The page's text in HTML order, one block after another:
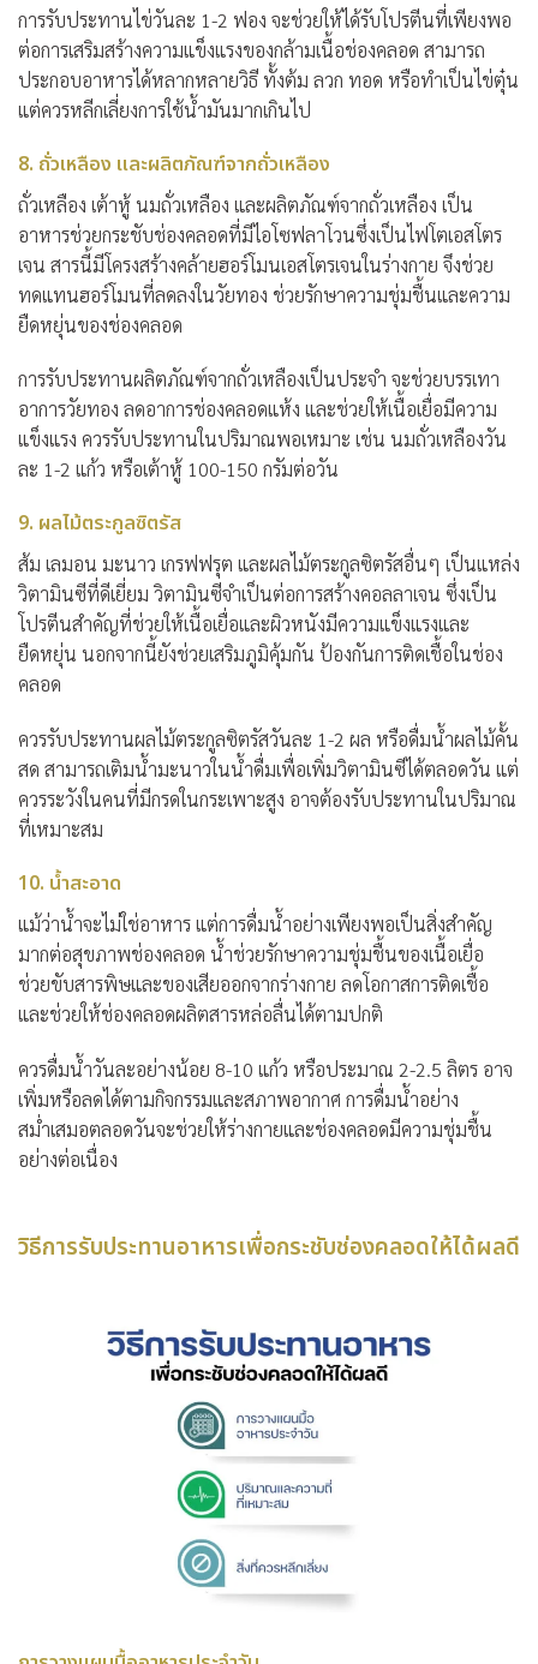
การรับประทานไข่วันละ 1-2 ฟอง จะช่วยให้ได้รับโปรตีนที่เพียงพอ
ต่อการเสริมสร้างความแข็งแรงของกล้ามเนื้อช่องคลอด สามารถ
ประกอบอาหารได้หลากหลายวิธี ทั้งต้ม ลวก ทอด หรือทำเป็นไข่ตุ๋น
แต่ควรหลีกเลี่ยงการใช้น้ำมันมากเกินไป
8. ถั่วเหลือง และผลิตภัณฑ์จากถั่วเหลือง
ถั่วเหลือง เต้าหู้ นมถั่วเหลือง และผลิตภัณฑ์จากถั่วเหลือง เป็น
อาหารช่วยกระชับช่องคลอดที่มีไอโซฟลาโวนซึ่งเป็นไฟโตเอสโตร
เจน สารนี้มีโครงสร้างคล้ายฮอร์โมนเอสโตรเจนในร่างกาย จึงช่วย
ทดแทนฮอร์โมนที่ลดลงในวัยทอง ช่วยรักษาความชุ่มชื้นและความ
ยืดหยุ่นของช่องคลอด
การรับประทานผลิตภัณฑ์จากถั่วเหลืองเป็นประจำ จะช่วยบรรเทา
อาการวัยทอง ลดอาการช่องคลอดแห้ง และช่วยให้เนื้อเยื่อมีความ
แข็งแรง ควรรับประทานในปริมาณพอเหมาะ เช่น นมถั่วเหลืองวัน
ละ 1-2 แก้ว หรือเต้าหู้ 100-150 กรัมต่อวัน
9. ผลไม้ตระกูลซิตรัส
ส้ม เลมอน มะนาว เกรฟฟรุต และผลไม้ตระกูลซิตรัสอื่นๆ เป็นแหล่ง
วิตามินซีที่ดีเยี่ยม วิตามินซีจำเป็นต่อการสร้างคอลลาเจน ซึ่งเป็น
โปรตีนสำคัญที่ช่วยให้เนื้อเยื่อและผิวหนังมีความแข็งแรงและ
ยืดหยุ่น นอกจากนี้ยังช่วยเสริมภูมิคุ้มกัน ป้องกันการติดเชื้อในช่อง
คลอด
ควรรับประทานผลไม้ตระกูลซิตรัสวันละ 1-2 ผล หรือดื่มน้ำผลไม้คั้น
สด สามารถเติมน้ำมะนาวในน้ำดื่มเพื่อเพิ่มวิตามินซีได้ตลอดวัน แต่
ควรระวังในคนที่มีกรดในกระเพาะสูง อาจต้องรับประทานในปริมาณ
ที่เหมาะสม
10. น้ำสะอาด
แม้ว่าน้ำจะไม่ใช่อาหาร แต่การดื่มน้ำอย่างเพียงพอเป็นสิ่งสำคัญ
มากต่อสุขภาพช่องคลอด น้ำช่วยรักษาความชุ่มชื้นของเนื้อเยื่อ
ช่วยขับสารพิษและของเสียออกจากร่างกาย ลดโอกาสการติดเชื้อ
และช่วยให้ช่องคลอดผลิตสารหล่อลื่นได้ตามปกติ
ควรดื่มน้ำวันละอย่างน้อย 8-10 แก้ว หรือประมาณ 2-2.5 ลิตร อาจ
เพิ่มหรือลดได้ตามกิจกรรมและสภาพอากาศ การดื่มน้ำอย่าง
สม่ำเสมอตลอดวันจะช่วยให้ร่างกายและช่องคลอดมีความชุ่มชื้น
อย่างต่อเนื่อง
วิธีการรับประทานอาหารเพื่อกระชับช่องคลอดให้ได้ผลดี